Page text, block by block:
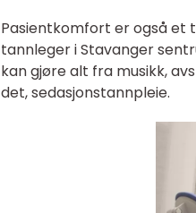
Pasientkomfort er også et
tannleger i Stavanger
kan gjøre alt fra musikk,
det, sedasjonstannpleie.